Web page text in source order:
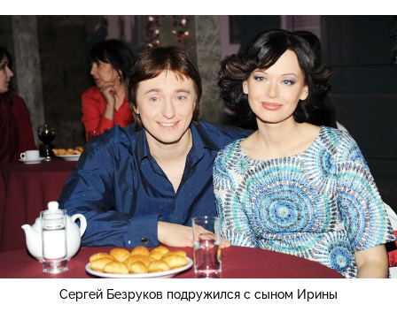
Сергей Безруков подружился с сыном Ирины